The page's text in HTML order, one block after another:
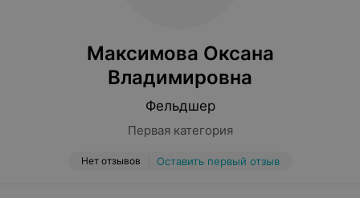
Максимова Оксана
Владимировна
Фельдшер
Первая категория
Нет отзывов Оставить первый отзыв